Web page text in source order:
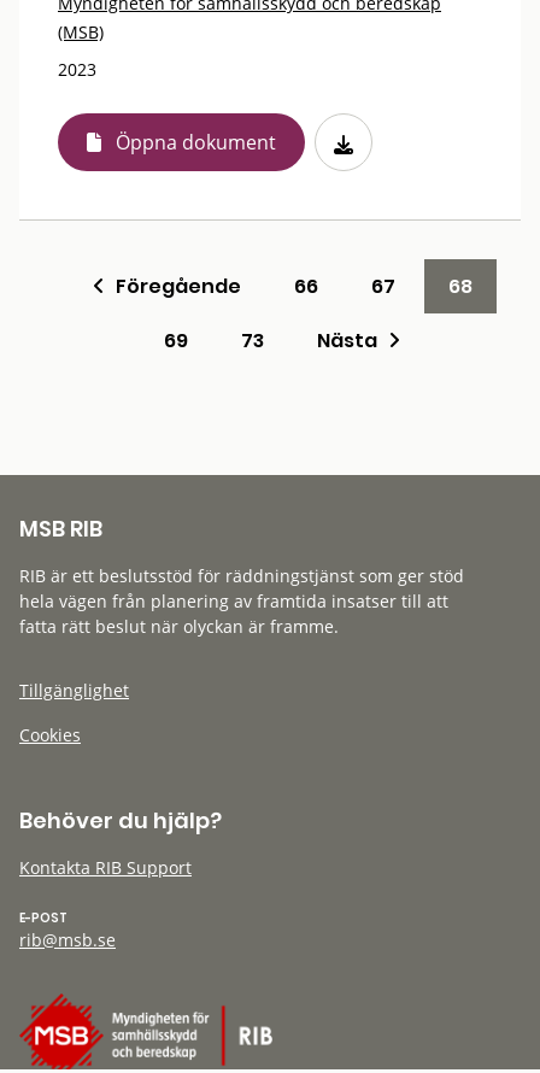
(MSB)
2023
Öppna dokument
Föregående 66 67
68
69
73 Nästa
MSB RIB
RIB är ett beslutsstöd för räddningstjänst som ger stöd
hela vägen från planering av framtida insatser till att
fatta rätt beslut när olyckan är framme.
Tillgänglighet
Cookies
Behöver du hjälp?
Kontakta RIB Support
E-POST
rib@msb.se